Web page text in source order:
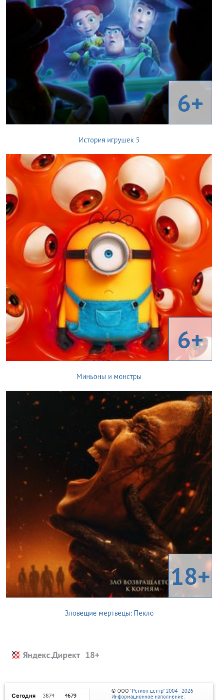
6+
История игрушек 5
6+
Миньоны и монстры
18+
Зловещие мертвецы: Пекло
Яндекс.Директ
© ООО "Регион центр" 2004 - 2026
Информационное наполнение: